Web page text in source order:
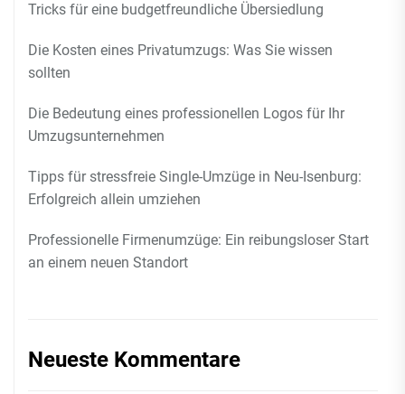
Tricks für eine budgetfreundliche Übersiedlung
Die Kosten eines Privatumzugs: Was Sie wissen
sollten
Die Bedeutung eines professionellen Logos für Ihr
Umzugsunternehmen
Tipps für stressfreie Single-Umzüge in Neu-Isenburg:
Erfolgreich allein umziehen
Professionelle Firmenumzüge: Ein reibungsloser Start
an einem neuen Standort
Neueste Kommentare